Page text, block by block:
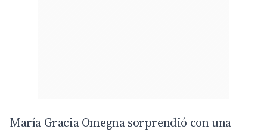
María Gracia Omegna sorprendió con una